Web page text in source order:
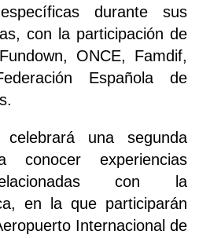
durante sus
con la participación de
ONCE, Famdif,
Española de
celebrará una segunda
conocer experiencias
con la
en la que participarán
Internacional de